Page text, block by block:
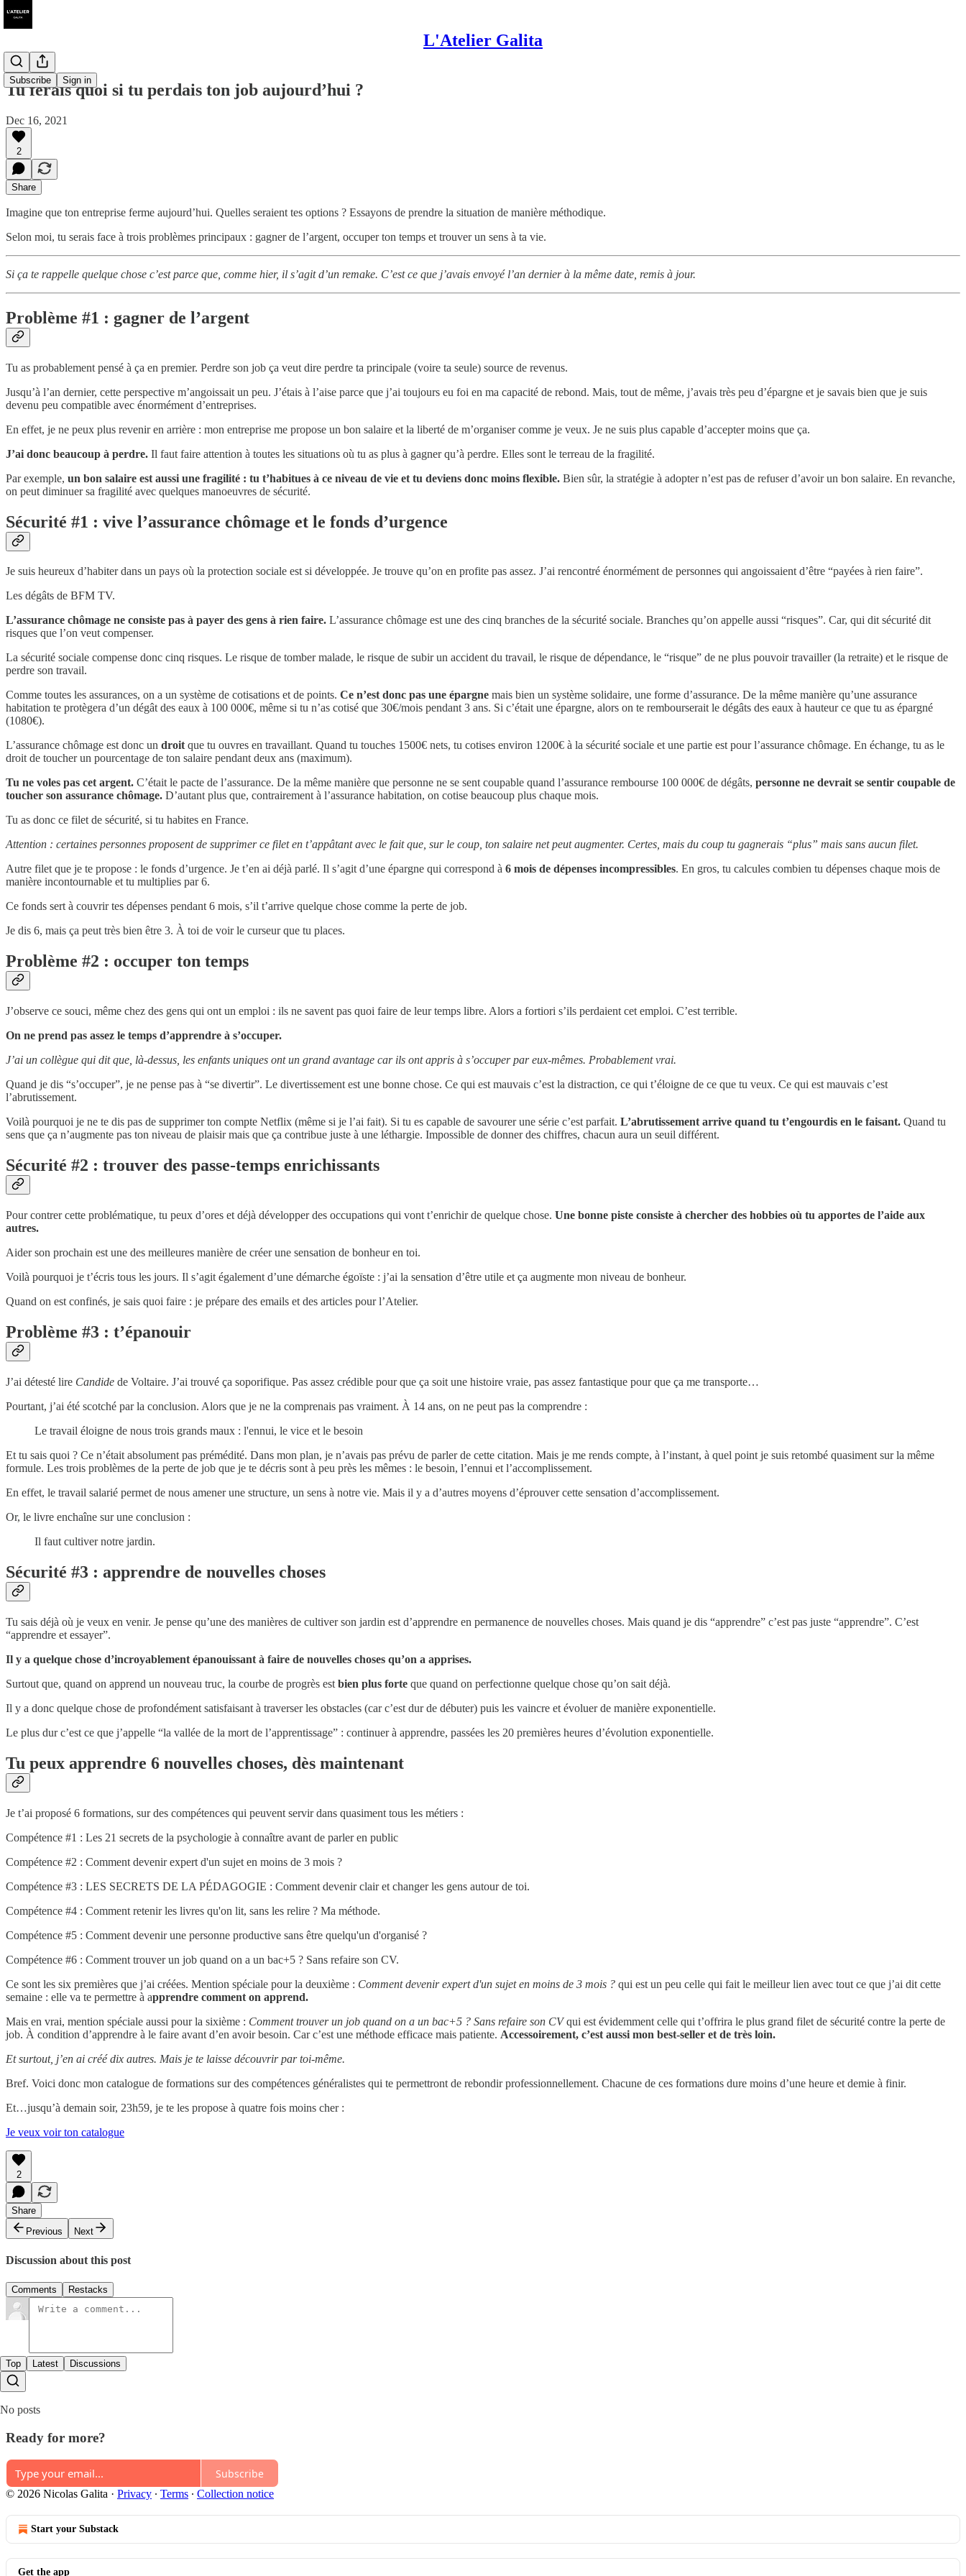
L'Atelier Galita
Subscribe Sign in
Tu ferais quoi si tu perdais ton job aujourd’hui ?
Dec 16, 2021
2
Share
Imagine que ton entreprise ferme aujourd’hui. Quelles seraient tes options ? Essayons de prendre la situation de manière méthodique.
Selon moi, tu serais face à trois problèmes principaux : gagner de l’argent, occuper ton temps et trouver un sens à ta vie.
Si ça te rappelle quelque chose c’est parce que, comme hier, il s’agit d’un remake. C’est ce que j’avais envoyé l’an dernier à la même date, remis à jour.
Problème #1 : gagner de l’argent
Tu as probablement pensé à ça en premier. Perdre son job ça veut dire perdre ta principale (voire ta seule) source de revenus.
Jusqu’à l’an dernier, cette perspective m’angoissait un peu. J’étais à l’aise parce que j’ai toujours eu foi en ma capacité de rebond. Mais, tout de même, j’avais très peu d’épargne et je savais bien que je suis
devenu peu compatible avec énormément d’entreprises.
En effet, je ne peux plus revenir en arrière : mon entreprise me propose un bon salaire et la liberté de m’organiser comme je veux. Je ne suis plus capable d’accepter moins que ça.
J’ai donc beaucoup à perdre. Il faut faire attention à toutes les situations où tu as plus à gagner qu’à perdre. Elles sont le terreau de la fragilité.
Par exemple, un bon salaire est aussi une fragilité : tu t’habitues à ce niveau de vie et tu deviens donc moins flexible. Bien sûr, la stratégie à adopter n’est pas de refuser d’avoir un bon salaire. En revanche,
on peut diminuer sa fragilité avec quelques manoeuvres de sécurité.
Sécurité #1 : vive l’assurance chômage et le fonds d’urgence
Je suis heureux d’habiter dans un pays où la protection sociale est si développée. Je trouve qu’on en profite pas assez. J’ai rencontré énormément de personnes qui angoissaient d’être “payées à rien faire”.
Les dégâts de BFM TV.
L’assurance chômage ne consiste pas à payer des gens à rien faire. L’assurance chômage est une des cinq branches de la sécurité sociale. Branches qu’on appelle aussi “risques”. Car, qui dit sécurité dit
risques que l’on veut compenser.
La sécurité sociale compense donc cinq risques. Le risque de tomber malade, le risque de subir un accident du travail, le risque de dépendance, le “risque” de ne plus pouvoir travailler (la retraite) et le risque de
perdre son travail.
Comme toutes les assurances, on a un système de cotisations et de points. Ce n’est donc pas une épargne mais bien un système solidaire, une forme d’assurance. De la même manière qu’une assurance
habitation te protègera d’un dégât des eaux à 100 000€, même si tu n’as cotisé que 30€/mois pendant 3 ans. Si c’était une épargne, alors on te rembourserait le dégâts des eaux à hauteur ce que tu as épargné
(1080€).
L’assurance chômage est donc un droitque tu ouvres en travaillant. Quand tu touches 1500€ nets, tu cotises environ 1200€ à la sécurité sociale et une partie est pour l’assurance chômage. En échange, tu as le
droit de toucher un pourcentage de ton salaire pendant deux ans (maximum).
Tu ne voles pas cet argent. C’était le pacte de l’assurance. De la même manière que personne ne se sent coupable quand l’assurance rembourse 100 000€ de dégâts, personne ne devrait se sentir coupable de
toucher son assurance chômage. D’autant plus que, contrairement à l’assurance habitation, on cotise beaucoup plus chaque mois.
Tu as donc ce filet de sécurité, si tu habites en France.
Attention : certaines personnes proposent de supprimer ce filet en t’appâtant avec le fait que, sur le coup, ton salaire net peut augmenter. Certes, mais du coup tu gagnerais “plus” mais sans aucun filet.
Autre filet que je te propose : le fonds d’urgence. Je t’en ai déjà parlé. Il s’agit d’une épargne qui correspond à 6 mois de dépenses incompressibles. En gros, tu calcules combien tu dépenses chaque mois de
manière incontournable et tu multiplies par 6.
Ce fonds sert à couvrir tes dépenses pendant 6 mois, s’il t’arrive quelque chose comme la perte de job.
Je dis 6, mais ça peut très bien être 3. À toi de voir le curseur que tu places.
Problème #2 : occuper ton temps
J’observe ce souci, même chez des gens qui ont un emploi : ils ne savent pas quoi faire de leur temps libre. Alors a fortiori s’ils perdaient cet emploi. C’est terrible.
On ne prend pas assez le temps d’apprendre à s’occuper.
J’ai un collègue qui dit que, là-dessus, les enfants uniques ont un grand avantage car ils ont appris à s’occuper par eux-mêmes. Probablement vrai.
Quand je dis “s’occuper”, je ne pense pas à “se divertir”. Le divertissement est une bonne chose. Ce qui est mauvais c’est la distraction, ce qui t’éloigne de ce que tu veux. Ce qui est mauvais c’est
l’abrutissement.
Voilà pourquoi je ne te dis pas de supprimer ton compte Netflix (même si je l’ai fait). Si tu es capable de savourer une série c’est parfait. L’abrutissement arrive quand tu t’engourdis en le faisant. Quand tu
sens que ça n’augmente pas ton niveau de plaisir mais que ça contribue juste à une léthargie. Impossible de donner des chiffres, chacun aura un seuil différent.
Sécurité #2 : trouver des passe-temps enrichissants
Pour contrer cette problématique, tu peux d’ores et déjà développer des occupations qui vont t’enrichir de quelque chose. Une bonne piste consiste à chercher des hobbies où tu apportes de l’aide aux
autres.
Aider son prochain est une des meilleures manière de créer une sensation de bonheur en toi.
Voilà pourquoi je t’écris tous les jours. Il s’agit également d’une démarche égoïste : j’ai la sensation d’être utile et ça augmente mon niveau de bonheur.
Quand on est confinés, je sais quoi faire : je prépare des emails et des articles pour l’Atelier.
Problème #3 : t’épanouir
J’ai détesté lire Candide de Voltaire. J’ai trouvé ça soporifique. Pas assez crédible pour que ça soit une histoire vraie, pas assez fantastique pour que ça me transporte…
Pourtant, j’ai été scotché par la conclusion. Alors que je ne la comprenais pas vraiment. À 14 ans, on ne peut pas la comprendre :
Le travail éloigne de nous trois grands maux : l'ennui, le vice et le besoin
Et tu sais quoi ? Ce n’était absolument pas prémédité. Dans mon plan, je n’avais pas prévu de parler de cette citation. Mais je me rends compte, à l’instant, à quel point je suis retombé quasiment sur la même
formule. Les trois problèmes de la perte de job que je te décris sont à peu près les mêmes : le besoin, l’ennui et l’accomplissement.
En effet, le travail salarié permet de nous amener une structure, un sens à notre vie. Mais il y a d’autres moyens d’éprouver cette sensation d’accomplissement.
Or, le livre enchaîne sur une conclusion :
Il faut cultiver notre jardin.
Sécurité #3 : apprendre de nouvelles choses
Tu sais déjà où je veux en venir. Je pense qu’une des manières de cultiver son jardin est d’apprendre en permanence de nouvelles choses. Mais quand je dis “apprendre” c’est pas juste “apprendre”. C’est
“apprendre et essayer”.
Il y a quelque chose d’incroyablement épanouissant à faire de nouvelles choses qu’on a apprises.
Surtout que, quand on apprend un nouveau truc, la courbe de progrès est bien plus forte que quand on perfectionne quelque chose qu’on sait déjà.
Il y a donc quelque chose de profondément satisfaisant à traverser les obstacles (car c’est dur de débuter) puis les vaincre et évoluer de manière exponentielle.
Le plus dur c’est ce que j’appelle “la vallée de la mort de l’apprentissage” : continuer à apprendre, passées les 20 premières heures d’évolution exponentielle.
Tu peux apprendre 6 nouvelles choses, dès maintenant
Je t’ai proposé 6 formations, sur des compétences qui peuvent servir dans quasiment tous les métiers :
Compétence #1 : Les 21 secrets de la psychologie à connaître avant de parler en public
Compétence #2 : Comment devenir expert d'un sujet en moins de 3 mois ?
Compétence #3 : LES SECRETS DE LA PÉDAGOGIE : Comment devenir clair et changer les gens autour de toi.
Compétence #4 : Comment retenir les livres qu'on lit, sans les relire ? Ma méthode.
Compétence #5 : Comment devenir une personne productive sans être quelqu'un d'organisé ?
Compétence #6 : Comment trouver un job quand on a un bac+5 ? Sans refaire son CV.
Ce sont les six premières que j’ai créées. Mention spéciale pour la deuxième : Comment devenir expert d'un sujet en moins de 3 mois ? qui est un peu celle qui fait le meilleur lien avec tout ce que j’ai dit cette
semaine : elle va te permettre à apprendre comment on apprend.
Mais en vrai, mention spéciale aussi pour la sixième : Comment trouver un job quand on a un bac+5 ? Sans refaire son CVqui est évidemment celle qui t’offrira le plus grand filet de sécurité contre la perte de
job. À condition d’apprendre à le faire avant d’en avoir besoin. Car c’est une méthode efficace mais patiente. Accessoirement, c’est aussi mon best-seller et de très loin.
Et surtout, j’en ai créé dix autres. Mais je te laisse découvrir par toi-même.
Bref. Voici donc mon catalogue de formations sur des compétences généralistes qui te permettront de rebondir professionnellement. Chacune de ces formations dure moins d’une heure et demie à finir.
Et…jusqu’à demain soir, 23h59, je te les propose à quatre fois moins cher :
Je veux voir ton catalogue
2
Share
Previous
Next
Discussion about this post
Comments Restacks
Top Latest Discussions
No posts
Ready for more?
Subscribe
© 2026 Nicolas Galita · Privacy ∙ Terms ∙ Collection notice
Start your Substack
Get the app